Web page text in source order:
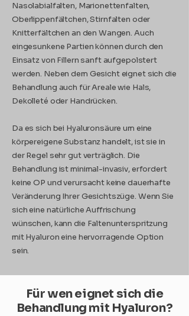
Nasolabialfalten, Marionettenfalten,
Oberlippenfältchen, Stirnfalten oder
Knitterfältchen an den Wangen. Auch
eingesunkene Partien können durch den
Einsatz von Fillern sanft aufgepolstert
werden. Neben dem Gesicht eignet sich die
Behandlung auch für Areale wie Hals,
Dekolleté oder Handrücken.
Da es sich bei Hyaluronsäure um eine
körpereigene Substanz handelt, ist sie in
der Regel sehr gut verträglich. Die
Behandlung ist minimal-invasiv, erfordert
keine OP und verursacht keine dauerhafte
Veränderung Ihrer Gesichtszüge. Wenn Sie
sich eine natürliche Auffrischung
wünschen, kann die Faltenunterspritzung
mit Hyaluron eine hervorragende Option
sein.
Für wen eignet sich die
Behandlung mit Hyaluron?